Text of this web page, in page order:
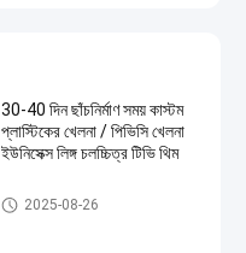
30-40 দিন ছাঁচনির্মাণ সময় কাস্টম
প্লাস্টিকের খেলনা / পিভিসি খেলনা
ইউনিসেক্স লিঙ্গ চলচ্চিত্র টিভি থিম
কাস্টম প্লাস্টিকের খেলনা/পিভিসি খেলনা
2025-08-26